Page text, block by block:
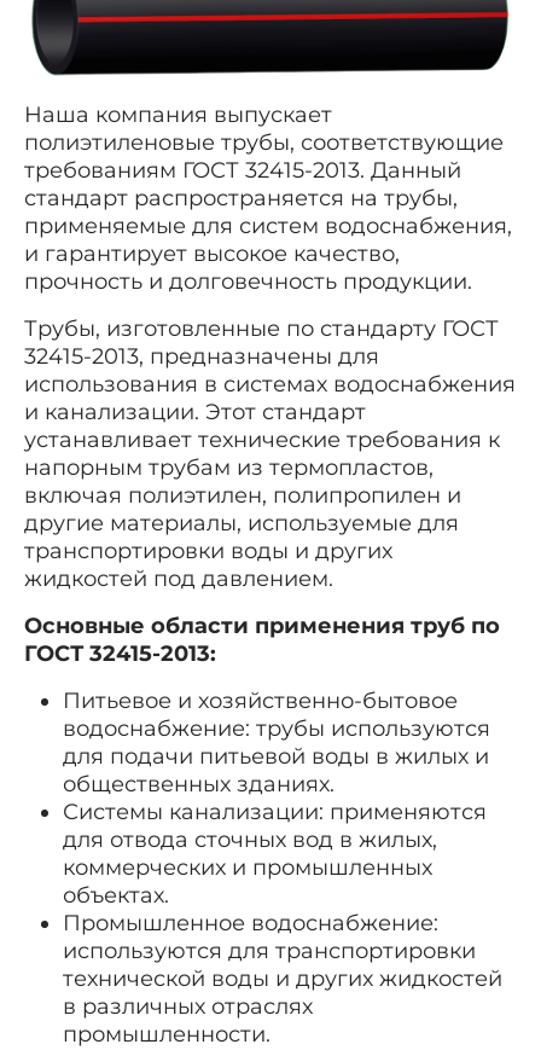
Наша компания выпускает
полиэтиленовые трубы, соответствующие
требованиям ГОСТ 32415-2013. Данный
стандарт распространяется на трубы,
применяемые для систем водоснабжения,
и гарантирует высокое качество,
прочность и долговечность продукции.
Трубы, изготовленные по стандарту ГОСТ
32415-2013, предназначены для
использования в системах водоснабжения
и канализации. Этот стандарт
устанавливает технические требования к
напорным трубам из термопластов,
включая полиэтилен, полипропилен и
другие материалы, используемые для
транспортировки воды и других
жидкостей под давлением.
Основные области применения труб по
ГОСТ 32415-2013:
Питьевое и хозяйственно-бытовое
водоснабжение: трубы используются
для подачи питьевой воды в жилых и
общественных зданиях.
Системы канализации: применяются
для отвода сточных вод в жилых,
коммерческих и промышленных
объектах.
Промышленное водоснабжение:
используются для транспортировки
технической воды и других жидкостей
в различных отраслях
промышленности.